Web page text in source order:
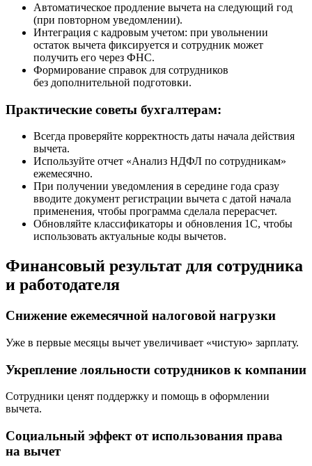
Автоматическое продление вычета на следующий год
(при повторном уведомлении).
Интеграция с кадровым учетом: при увольнении
остаток вычета фиксируется и сотрудник может
получить его через ФНС.
Формирование справок для сотрудников
без дополнительной подготовки.
Практические советы бухгалтерам:
Всегда проверяйте корректность даты начала действия
вычета.
Используйте отчет «Анализ НДФЛ по сотрудникам»
ежемесячно.
При получении уведомления в середине года сразу
вводите документ регистрации вычета с датой начала
применения, чтобы программа сделала перерасчет.
Обновляйте классификаторы и обновления 1С, чтобы
использовать актуальные коды вычетов.
Финансовый результат для сотрудника
и работодателя
Снижение ежемесячной налоговой нагрузки
Уже в первые месяцы вычет увеличивает «чистую» зарплату.
Укрепление лояльности сотрудников к компании
Сотрудники ценят поддержку и помощь в оформлении
вычета.
Социальный эффект от использования права
на вычет